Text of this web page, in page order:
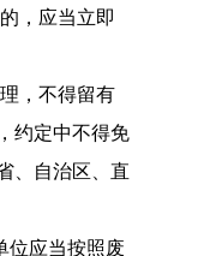
， 应当立即
， 不得留有
约定中不得免
、自治区、直
位应当按照废